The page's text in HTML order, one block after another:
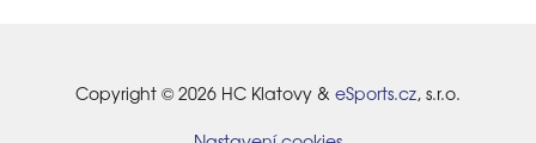
Copyright © 2026 HC Klatovy & eSports.cz, s.r.o.